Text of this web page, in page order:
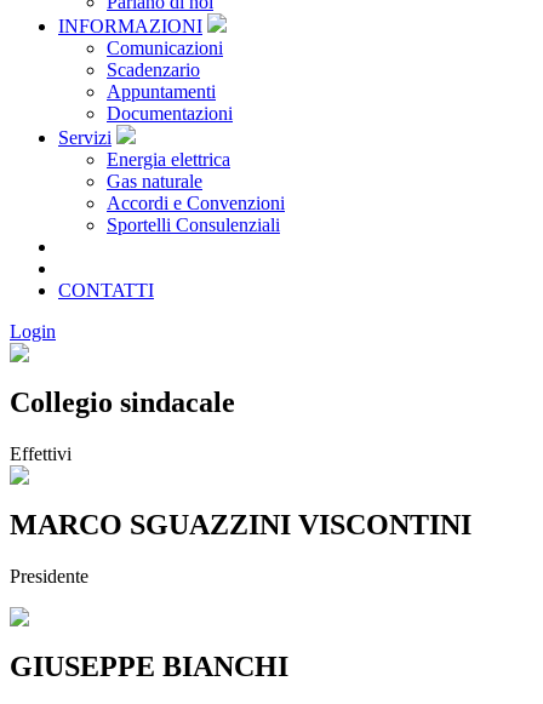
INFORMAZIONI
Comunicazioni
Scadenzario
Appuntamenti
Documentazioni
Servizi
Energia elettrica
Gas naturale
Accordi e Convenzioni
Sportelli Consulenziali
CONTATTI
Login
Collegio sindacale
Effettivi
MARCO SGUAZZINI VISCONTINI
Presidente
GIUSEPPE BIANCHI